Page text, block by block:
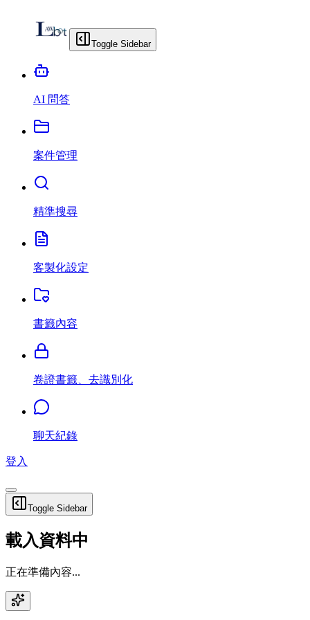
Toggle Sidebar
AI 問答
案件管理
精準搜尋
客製化設定
書籤內容
卷證書籤、去識別化
聊天紀錄
登入
Toggle Sidebar
載入資料中
正在準備內容...